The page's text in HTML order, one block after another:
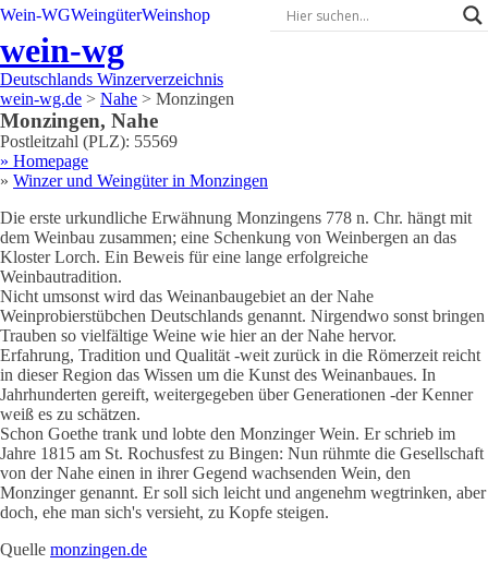
Wein-WGWeingüterWeinshop
wein-wg
Deutschlands Winzerverzeichnis
wein-wg.de > Nahe > Monzingen
Monzingen, Nahe
Postleitzahl (PLZ): 55569
» Homepage
» Winzer und Weingüter in Monzingen
Die erste urkundliche Erwähnung Monzingens 778 n. Chr. hängt mit
dem Weinbau zusammen; eine Schenkung von Weinbergen an das
Kloster Lorch. Ein Beweis für eine lange erfolgreiche
Weinbautradition.
Nicht umsonst wird das Weinanbaugebiet an der Nahe
Weinprobierstübchen Deutschlands genannt. Nirgendwo sonst bringen
Trauben so vielfältige Weine wie hier an der Nahe hervor.
Erfahrung, Tradition und Qualität -weit zurück in die Römerzeit reicht
in dieser Region das Wissen um die Kunst des Weinanbaues. In
Jahrhunderten gereift, weitergegeben über Generationen -der Kenner
weiß es zu schätzen.
Schon Goethe trank und lobte den Monzinger Wein. Er schrieb im
Jahre 1815 am St. Rochusfest zu Bingen: Nun rühmte die Gesellschaft
von der Nahe einen in ihrer Gegend wachsenden Wein, den
Monzinger genannt. Er soll sich leicht und angenehm wegtrinken, aber
doch, ehe man sich's versieht, zu Kopfe steigen.
Quelle monzingen.de